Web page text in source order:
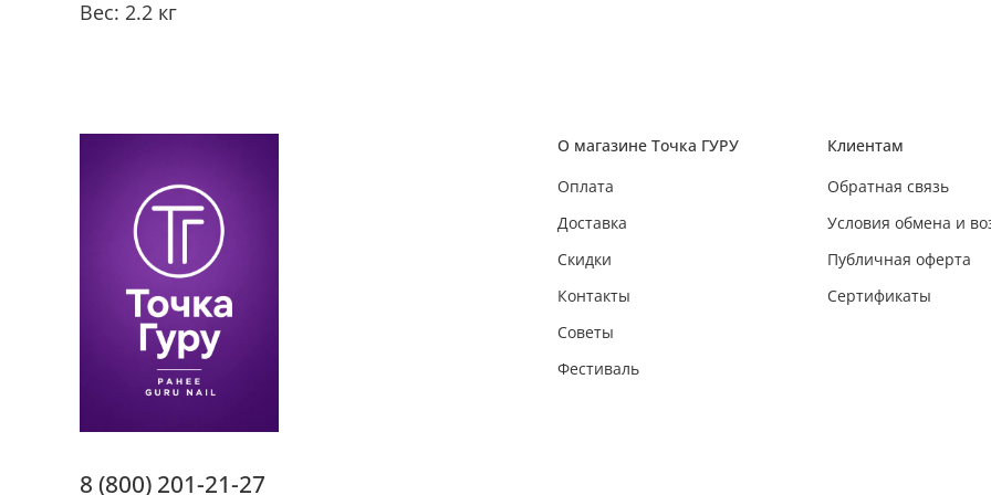
Вес: 2.2 кг
О магазине Точка ГУРУ
Оплата
Доставка
Скидки
Контакты
Советы
Фестиваль
Клиентам
Обратная связь
Условия обмена и
Публичная оферта
Сертификаты
8 (800) 201-21-27